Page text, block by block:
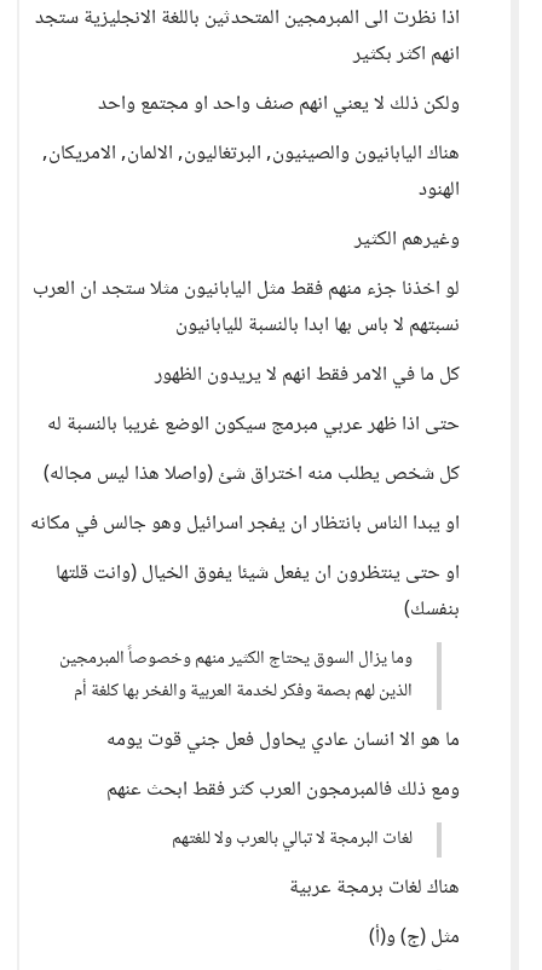
اذا نظرت الى المبرمجين المتحدثين باللغة الانجليزية ستجد
انهم اكثر بكثير
ولكن ذلك لا يعني انهم صنف واحد او مجتمع واحد
هناك اليابانيون والصينيون, البرتغاليون, الالمان, الامريكان,
الهنود
وغيرهم الكثير
لو اخذنا جزء منهم فقط مثل اليابانيون مثلا ستجد ان العرب
نسبتهم لا باس بها ابدا بالنسبة لليابانيون
كل ما في الامر فقط انهم لا يريدون الظهور
حتى اذا ظهر عربي مبرمج سيكون الوضع غريبا بالنسبة له
كل شخص يطلب منه اختراق شئ (واصلا هذا ليس مجاله)
او يبدا الناس بانتظار ان يفجر اسرائيل وهو جالس في مكانه
او حتى ينتظرون ان يفعل شيئا يفوق الخيال (وانت قلتها
بنفسك)
وما يزال السوق يحتاج الكثير منهم وخصوصاً المبرمجين
الذين لهم بصمة وفكر لخدمة العربية والفخر بها كلغة أم
ما هو الا انسان عادي يحاول فعل جني قوت يومه
ومع ذلك فالمبرمجون العرب كثر فقط ابحث عنهم
لغات البرمجة لا تبالي بالعرب ولا للغتهم
هناك لغات برمجة عربية
مثل (ج) و(أ)